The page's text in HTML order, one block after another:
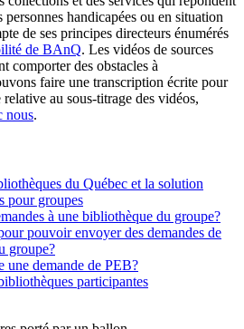
handicapées ou en situation
de ses principes directeurs énumérés
de BAnQ. Les vidéos de sources
comporter des obstacles à
faire une transcription écrite pour
au sous-titrage des vidéos,
nous.
du Québec et la solution
pour groupes
à une bibliothèque du groupe?
pouvoir envoyer des demandes de
groupe?
une demande de PEB?
participantes